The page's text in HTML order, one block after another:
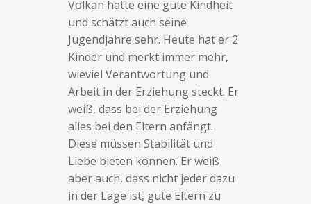
Volkan hatte eine gute Kindheit
und schätzt auch seine
Jugendjahre sehr. Heute hat er 2
Kinder und merkt immer mehr,
wieviel Verantwortung und
Arbeit in der Erziehung steckt. Er
weiß, dass bei der Erziehung
alles bei den Eltern anfängt.
Diese müssen Stabilität und
Liebe bieten können. Er weiß
aber auch, dass nicht jeder dazu
in der Lage ist, gute Eltern zu